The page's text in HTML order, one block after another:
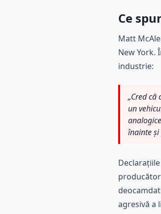
Ce
Matt
New York.
industrie:
„Cred
un
înainte și
agresivă a